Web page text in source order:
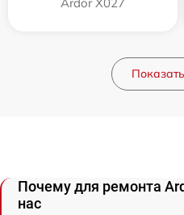
Почему для ремонта
нас